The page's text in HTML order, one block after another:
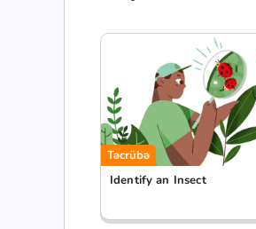
Təcrübə
Identify an Insect